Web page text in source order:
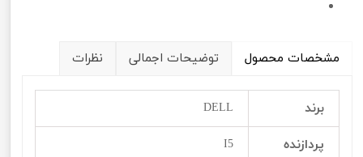
مشخصات محصول توضیحات اجمالی نظرات
برند DELL
پردازنده I5